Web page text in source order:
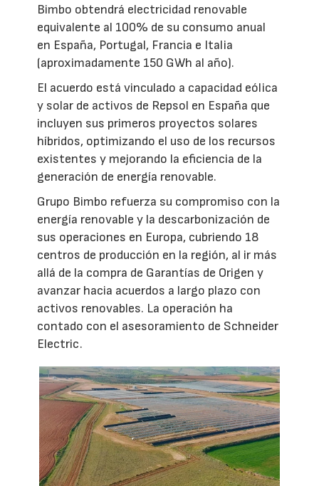
Bimbo obtendrá electricidad renovable
equivalente al 100% de su consumo anual
en España, Portugal, Francia e Italia
(aproximadamente 150 GWh al año).
El acuerdo está vinculado a capacidad eólica
y solar de activos de Repsol en España que
incluyen sus primeros proyectos solares
híbridos, optimizando el uso de los recursos
existentes y mejorando la eficiencia de la
generación de energía renovable.
Grupo Bimbo refuerza su compromiso con la
energía renovable y la descarbonización de
sus operaciones en Europa, cubriendo 18
centros de producción en la región, al ir más
allá de la compra de Garantías de Origen y
avanzar hacia acuerdos a largo plazo con
activos renovables. La operación ha
contado con el asesoramiento de Schneider
Electric.